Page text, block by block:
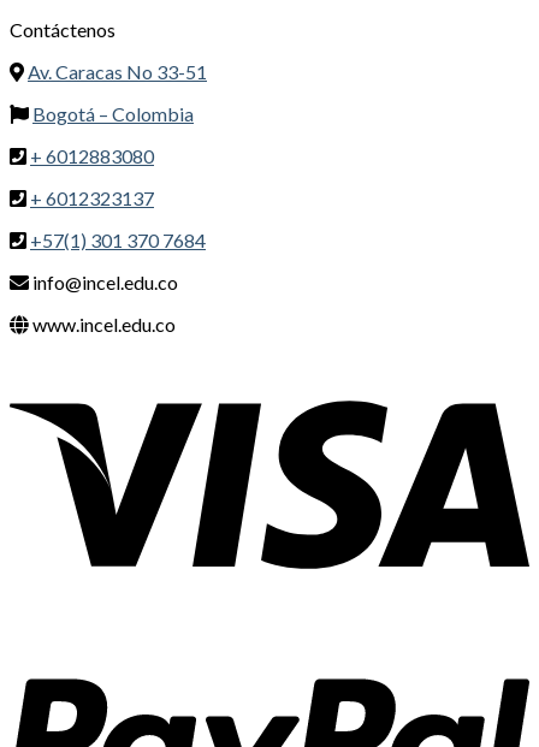
Contáctenos
Av. Caracas No 33-51
Bogotá – Colombia
+ 6012883080
+ 6012323137
+57(1) 301 370 7684
info@incel.edu.co
www.incel.edu.co